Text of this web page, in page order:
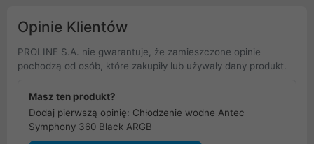
Opinie Klientów
PROLINE S.A. nie gwarantuje, że zamieszczone opinie
pochodzą od osób, które zakupiły lub używały dany produkt.
Masz ten produkt?
Dodaj pierwszą opinię: Chłodzenie wodne Antec
Symphony 360 Black ARGB